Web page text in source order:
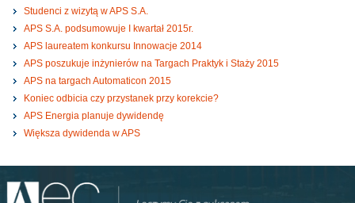
Studenci z wizytą w APS S.A.
APS S.A. podsumowuje I kwartał 2015r.
APS laureatem konkursu Innowacje 2014
APS poszukuje inżynierów na Targach Praktyk i Staży 2015
APS na targach Automaticon 2015
Koniec odbicia czy przystanek przy korekcie?
APS Energia planuje dywidendę
Większa dywidenda w APS